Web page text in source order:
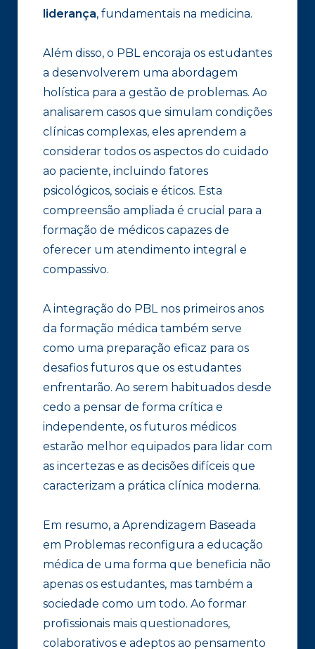
liderança, fundamentais na medicina.
Além disso, o PBL encoraja os estudantes
a desenvolverem uma abordagem
holística para a gestão de problemas. Ao
analisarem casos que simulam condições
clínicas complexas, eles aprendem a
considerar todos os aspectos do cuidado
ao paciente, incluindo fatores
psicológicos, sociais e éticos. Esta
compreensão ampliada é crucial para a
formação de médicos capazes de
oferecer um atendimento integral e
compassivo.
A integração do PBL nos primeiros anos
da formação médica também serve
como uma preparação eficaz para os
desafios futuros que os estudantes
enfrentarão. Ao serem habituados desde
cedo a pensar de forma crítica e
independente, os futuros médicos
estarão melhor equipados para lidar com
as incertezas e as decisões difíceis que
caracterizam a prática clínica moderna.
Em resumo, a Aprendizagem Baseada
em Problemas reconfigura a educação
médica de uma forma que beneficia não
apenas os estudantes, mas também a
sociedade como um todo. Ao formar
profissionais mais questionadores,
colaborativos e adeptos ao pensamento